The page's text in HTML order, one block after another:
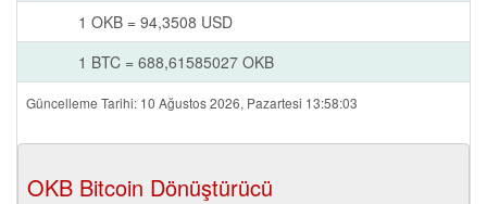
1 OKB = 94,3508 USD
1 BTC = 688,61585027 OKB
Güncelleme Tarihi: 10 Ağustos 2026, Pazartesi 13:58:03
OKB Bitcoin Dönüştürücü